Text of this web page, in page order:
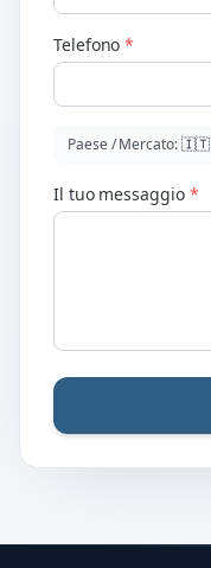
Telefono *
Paese / Mercato:🇮🇹
Il tuo messaggio *